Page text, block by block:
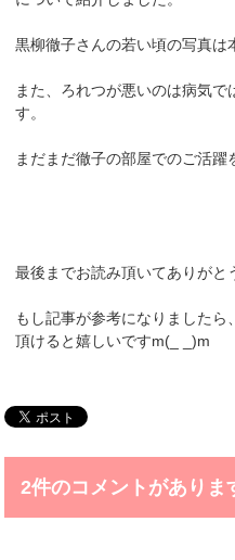
黒柳徹子さんの若い頃の写真は
また、ろれつが悪いのは病気
す。
まだまだ徹子の部屋でのご活躍
最後までお読み頂いてありがと
もし記事が参考になりました
頂けると嬉しいですm(_ _)m
2件のコメントがありま